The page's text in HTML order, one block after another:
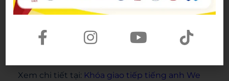
Các khóa học tại Weset:
Khóa học giao tiếp nâng cao
Khóa học giao tiếng tiếng anh với người
Xem chi tiết tại: Khóa giao tiếp tiếng anh We